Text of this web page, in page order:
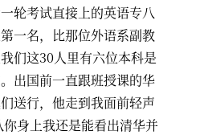
轮考试直接上的英语专八
一名，比那位外语系副教
们这30人里有六位本科是
出国前一直跟班授课的华
送行，他走到我面前轻声
身上我还是能看出清华并